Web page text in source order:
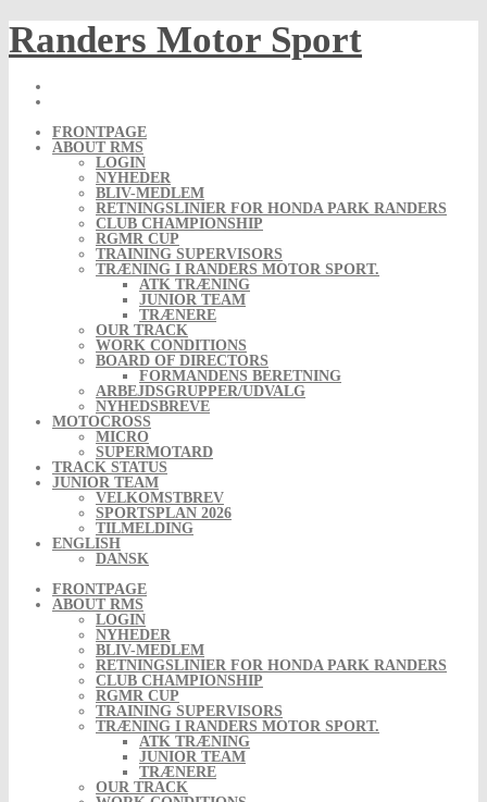
Skip
to
content
Randers Motor Sport
FRONTPAGE
ABOUT RMS
LOGIN
NYHEDER
BLIV-MEDLEM
RETNINGSLINIER FOR HONDA PARK RANDERS
CLUB CHAMPIONSHIP
RGMR CUP
TRAINING SUPERVISORS
TRÆNING I RANDERS MOTOR SPORT.
ATK TRÆNING
JUNIOR TEAM
TRÆNERE
OUR TRACK
WORK CONDITIONS
BOARD OF DIRECTORS
FORMANDENS BERETNING
ARBEJDSGRUPPER/UDVALG
NYHEDSBREVE
MOTOCROSS
MICRO
SUPERMOTARD
TRACK STATUS
JUNIOR TEAM
VELKOMSTBREV
SPORTSPLAN 2026
TILMELDING
ENGLISH
DANSK
FRONTPAGE
ABOUT RMS
LOGIN
NYHEDER
BLIV-MEDLEM
RETNINGSLINIER FOR HONDA PARK RANDERS
CLUB CHAMPIONSHIP
RGMR CUP
TRAINING SUPERVISORS
TRÆNING I RANDERS MOTOR SPORT.
ATK TRÆNING
JUNIOR TEAM
TRÆNERE
OUR TRACK